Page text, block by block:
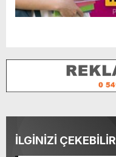
İLGİNİZİ ÇEKEBİLİR